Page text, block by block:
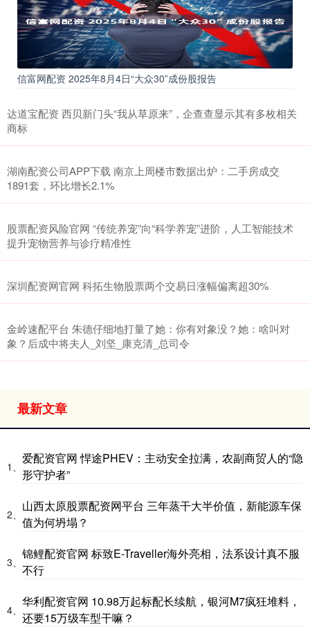
信富网配资 2025年8月4日“大众30”成份股报告
达道宝配资 西贝新门头“我从草原来”，企查查显示其有多枚相关
商标
湖南配资公司APP下载 南京上周楼市数据出炉：二手房成交
1891套，环比增长2.1%
股票配资风险官网 “传统养宠”向“科学养宠”进阶，人工智能技术
提升宠物营养与诊疗精准性
深圳配资网官网 科拓生物股票两个交易日涨幅偏离超30%
金岭速配平台 朱德仔细地打量了她：你有对象没？她：啥叫对
象？后成中将夫人_刘坚_康克清_总司令
最新文章
1、
爱配资官网 悍途PHEV：主动安全拉满，农副商贸人的“隐
形守护者”
2、
山西太原股票配资网平台 三年蒸干大半价值，新能源车保
值为何坍塌？
3、
锦鲤配资官网 标致E-Traveller海外亮相，法系设计真不服
不行
4、
华利配资官网 10.98万起标配长续航，银河M7疯狂堆料，
还要15万级车型干嘛？